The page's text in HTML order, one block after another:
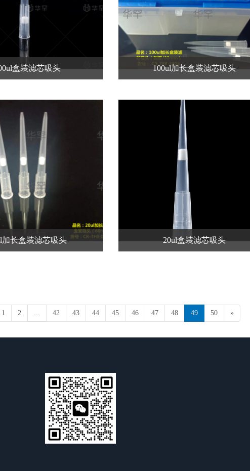
盒装滤芯吸头 100ul加长盒装滤芯吸头
加长盒装滤芯吸头 20ul盒装滤芯吸头
1 2 ... 42 43 44 45 46 47 48 49 50 »